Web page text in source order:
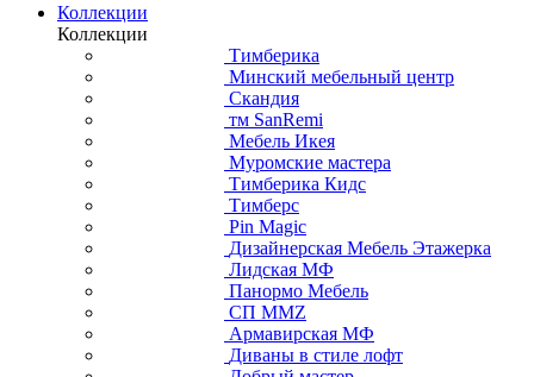
Коллекции
Коллекции
Тимберика
Минский мебельный центр
Скандия
тм SanRemi
Мебель Икея
Муромские мастера
Тимберика Кидс
Тимберс
Pin Magic
Дизайнерская Мебель Этажерка
Лидская МФ
Панормо Мебель
СП ММZ
Армавирская МФ
Диваны в стиле лофт